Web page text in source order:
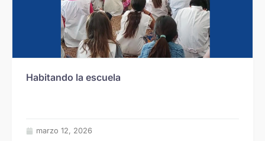
Habitando la escuela
marzo 12, 2026